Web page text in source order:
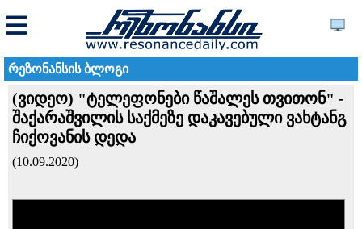
რეზონანსის ბლოგი
(ვიდეო) "ტელეფონები წაშალეს თვითონ" -
შაქარაშვილის საქმეზე დაკავებული ვახტანგ
ჩიქოვანის დედა
(10.09.2020)